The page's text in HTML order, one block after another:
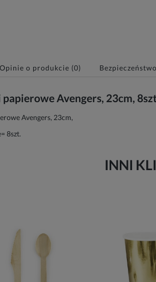
Opinie o produkcie (0) Bezpieczeństwo
Avengers, 23cm,
Avengers, 23cm,
8szt.
INNI